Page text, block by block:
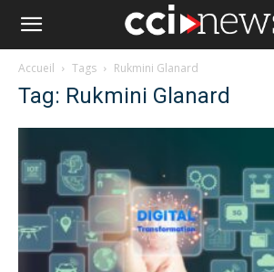
Accueil Tags Rukmini Glanard
Tag: Rukmini Glanard